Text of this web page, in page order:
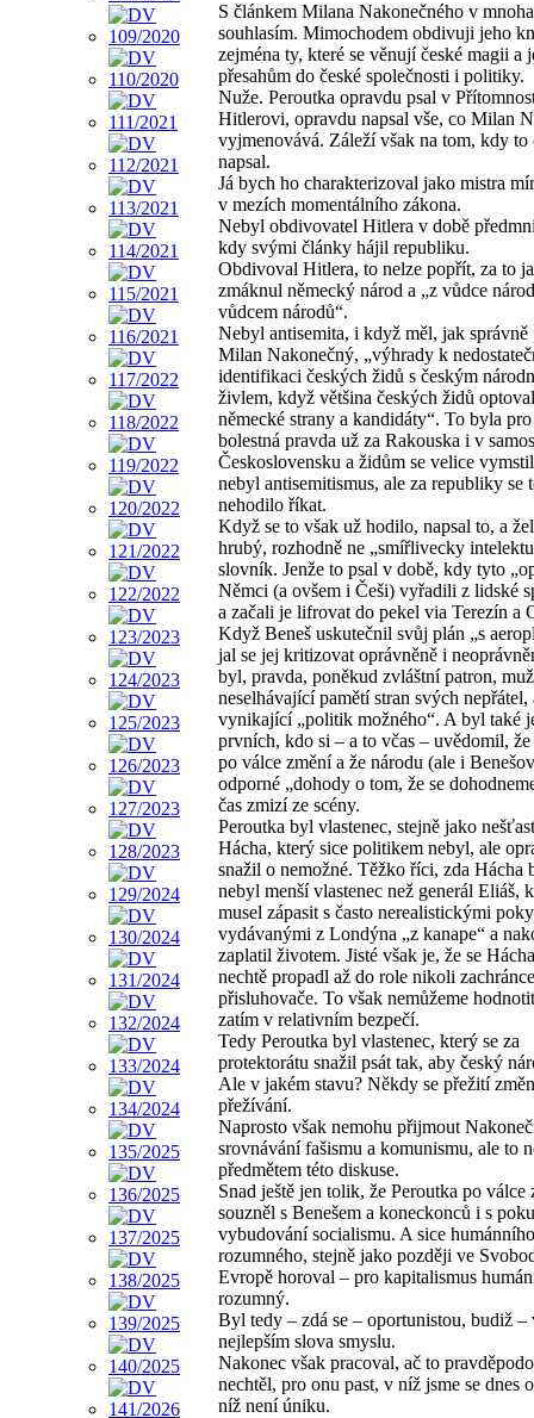
S článkem Milana Nakonečného v
souhlasím. Mimochodem obdivuji jeho
zejména ty, které se věnují české magii a
přesahům do české společnosti i politiky.
Nuže. Peroutka opravdu psal v
Hitlerovi, opravdu napsal vše, co Milan
vyjmenovává. Záleží však na tom, kdy to
napsal.
Já bych ho charakterizoval jako mistra
v mezích momentálního zákona.
Nebyl obdivovatel Hitlera v době
kdy svými články hájil republiku.
Obdivoval Hitlera, to nelze popřít, za to
zmáknul německý národ a „z vůdce
vůdcem národů“.
Nebyl antisemita, i když měl, jak správně
Milan Nakonečný, „výhrady k
identifikaci českých židů s českým
živlem, když většina českých židů
německé strany a kandidáty“. To byla
bolestná pravda už za Rakouska i v
Československu a židům se velice
nebyl antisemitismus, ale za republiky se
nehodilo říkat.
Když se to však už hodilo, napsal to, a
hrubý, rozhodně ne „smířlivecky
slovník. Jenže to psal v době, kdy tyto
Němci (a ovšem i Češi) vyřadili z lidské
a začali je lifrovat do pekel via Terezín a
Když Beneš uskutečnil svůj plán „s
jal se jej kritizovat oprávněně i
byl, pravda, poněkud zvláštní patron,
neselhávající pamětí stran svých nepřátel,
vynikající „politik možného“. A byl také
prvních, kdo si – a to včas – uvědomil, že
po válce změní a že národu (ale i
odporné „dohody o tom, že se
čas zmizí ze scény.
Peroutka byl vlastenec, stejně jako
Hácha, který sice politikem nebyl, ale
snažil o nemožné. Těžko říci, zda Hácha
nebyl menší vlastenec než generál Eliáš,
musel zápasit s často nerealistickými
vydávanými z Londýna „z kanape“ a
zaplatil životem. Jisté však je, že se
nechtě propadl až do role nikoli
přisluhovače. To však nemůžeme
zatím v relativním bezpečí.
Tedy Peroutka byl vlastenec, který se za
protektorátu snažil psát tak, aby český
Ale v jakém stavu? Někdy se přežití
přežívání.
Naprosto však nemohu přijmout
srovnávání fašismu a komunismu, ale to
předmětem této diskuse.
Snad ještě jen tolik, že Peroutka po válce
souzněl s Benešem a koneckonců i s
vybudování socialismu. A sice
rozumného, stejně jako později ve
Evropě horoval – pro kapitalismus
rozumný.
Byl tedy – zdá se – oportunistou, budiž –
nejlepším slova smyslu.
Nakonec však pracoval, ač to
nechtěl, pro onu past, v níž jsme se dnes
níž není úniku.